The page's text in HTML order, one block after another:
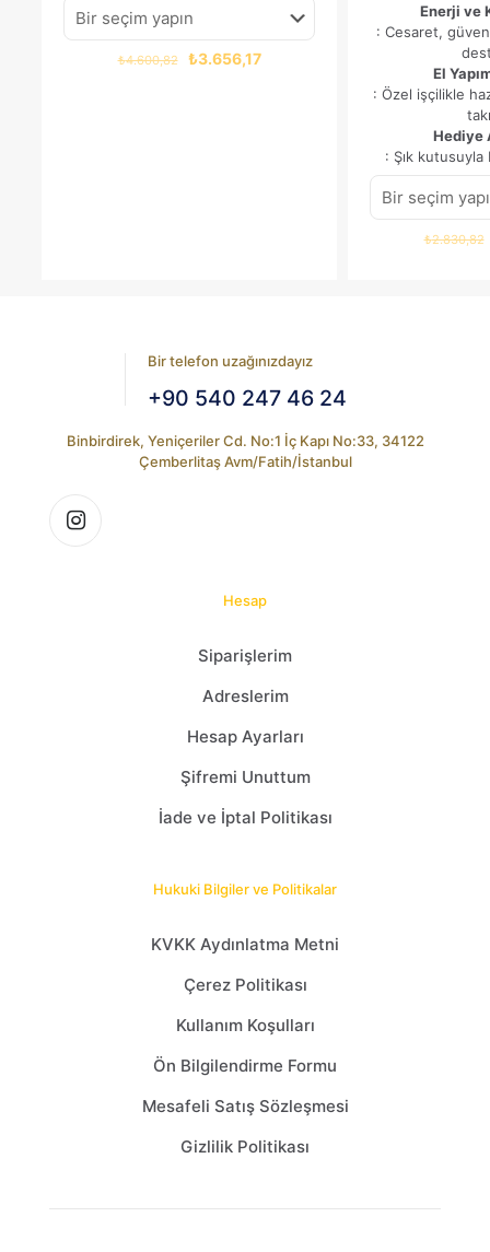
₺4.600,82
Orijinal
₺3.656,17Şu
Enerji ve
: Cesaret,
El
: Özel işçilikle
Hediye
: Şık
₺2.830,82
Bir telefon uzağınızdayız
+90 540 247 46 24
Binbirdirek, Yeniçeriler Cd. No:1 İç Kapı No:33, 34122
Çemberlitaş Avm/Fatih/İstanbul
Hesap
Siparişlerim
Adreslerim
Hesap Ayarları
Şifremi Unuttum
İade ve İptal Politikası
Hukuki Bilgiler ve Politikalar
KVKK Aydınlatma Metni
Çerez Politikası
Kullanım Koşulları
Ön Bilgilendirme Formu
Mesafeli Satış Sözleşmesi
Gizlilik Politikası